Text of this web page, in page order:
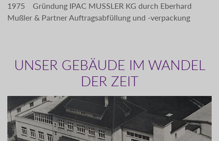
1975 Gründung IPAC MUSSLER KG durch Eberhard
Mußler & Partner Auftragsabfüllung und -verpackung
UNSER GEBÄUDE IM WANDEL
DER ZEIT